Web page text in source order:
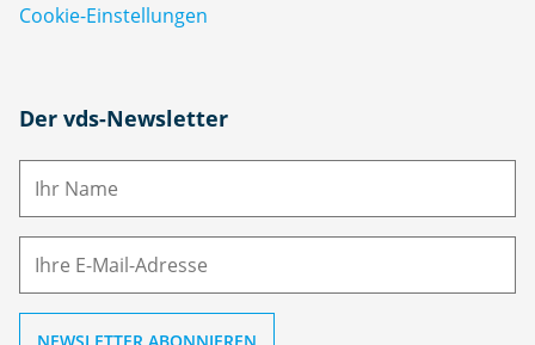
Cookie-Einstellungen
Der vds-Newsletter
N
M